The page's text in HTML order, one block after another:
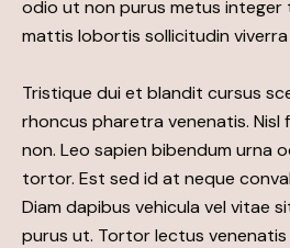
odio ut non purus metus integer
mattis lobortis sollicitudin viverra
Tristique dui et blandit cursus
rhoncus pharetra venenatis. Nisl
non. Leo sapien bibendum urna
tortor. Est sed id at neque
Diam dapibus vehicula vel vitae
purus ut. Tortor lectus venenatis